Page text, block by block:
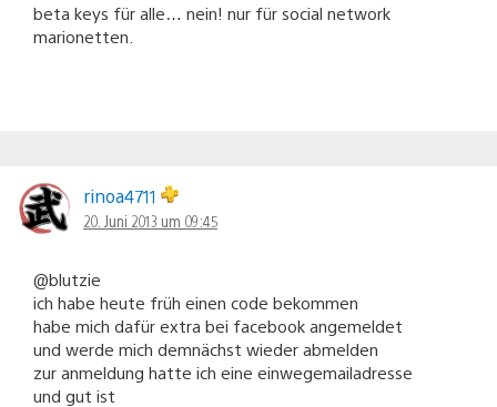
beta keys für alle… nein! nur für social network
marionetten.
rinoa4711
20. Juni 2013 um 09:45
@blutzie
ich habe heute früh einen code bekommen
habe mich dafür extra bei facebook angemeldet
und werde mich demnächst wieder abmelden
zur anmeldung hatte ich eine einwegemailadresse
und gut ist